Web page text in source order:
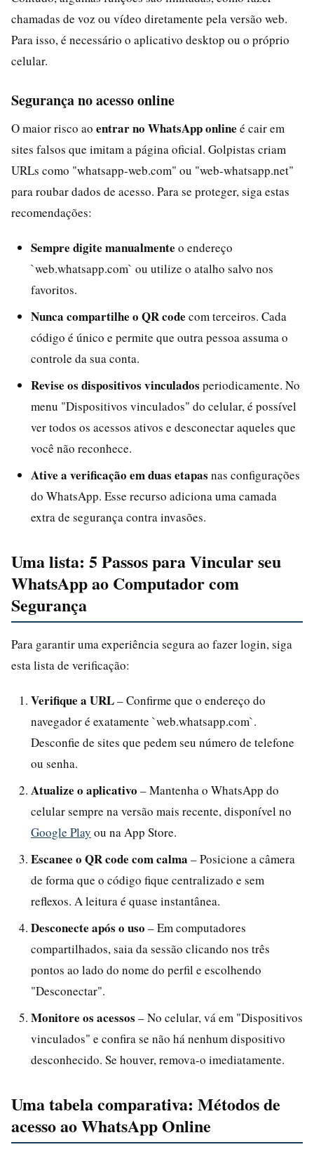
chamadas de voz ou vídeo diretamente pela versão web.
Para isso, é necessário o aplicativo desktop ou o próprio
celular.
Segurança no acesso online
O maior risco ao entrar no WhatsApp online é cair em
sites falsos que imitam a página oficial. Golpistas criam
URLs como "whatsapp-web.com" ou "web-whatsapp.net"
para roubar dados de acesso. Para se proteger, siga estas
recomendações:
Sempre digite manualmente o endereço
`web.whatsapp.com` ou utilize o atalho salvo nos
favoritos.
Nunca compartilhe o QR code com terceiros. Cada
código é único e permite que outra pessoa assuma o
controle da sua conta.
Revise os dispositivos vinculados periodicamente. No
menu "Dispositivos vinculados" do celular, é possível
ver todos os acessos ativos e desconectar aqueles que
você não reconhece.
Ative a verificação em duas etapas nas configurações
do WhatsApp. Esse recurso adiciona uma camada
extra de segurança contra invasões.
Uma lista: 5 Passos para Vincular seu
WhatsApp ao Computador com
Segurança
Para garantir uma experiência segura ao fazer login, siga
esta lista de verificação:
Verifique a URL– Confirme que o endereço do
navegador é exatamente `web.whatsapp.com`.
Desconfie de sites que pedem seu número de telefone
ou senha.
Atualize o aplicativo – Mantenha o WhatsApp do
celular sempre na versão mais recente, disponível no
Google Play ou na App Store.
Escanee o QR code com calma – Posicione a câmera
de forma que o código fique centralizado e sem
reflexos. A leitura é quase instantânea.
Desconecte após o uso – Em computadores
compartilhados, saia da sessão clicando nos três
pontos ao lado do nome do perfil e escolhendo
"Desconectar".
Monitore os acessos – No celular, vá em "Dispositivos
vinculados" e confira se não há nenhum dispositivo
desconhecido. Se houver, remova-o imediatamente.
Uma tabela comparativa: Métodos de
acesso ao WhatsApp Online